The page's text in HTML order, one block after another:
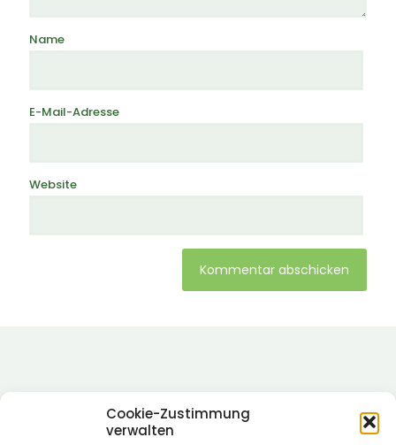
Cookie-Zustimmung
verwalten
Name
E-Mail-Adresse
Website